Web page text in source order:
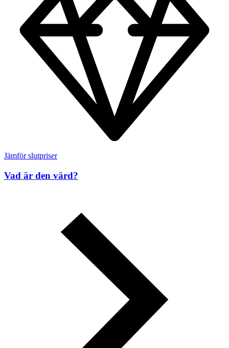
Jämför slutpriser
Vad är den värd?